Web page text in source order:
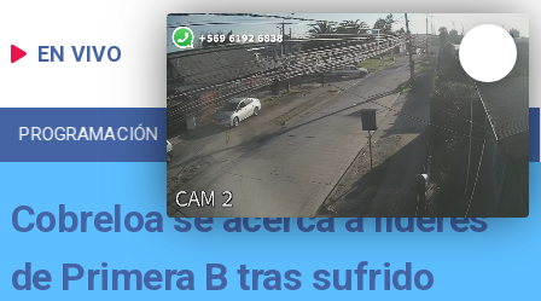
EN VIVO
PROGRAMACIÓN LOCAL DEPORTES
Cobreloa se acerca a líderes
de Primera B tras sufrido